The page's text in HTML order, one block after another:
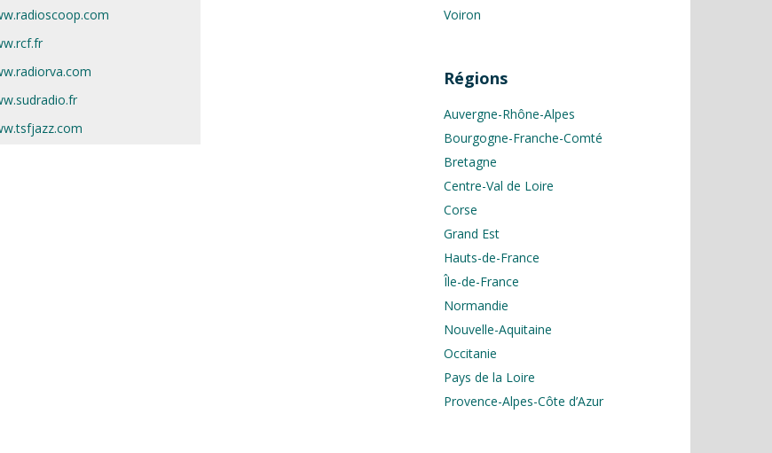
Voiron
Régions
Auvergne-Rhône-Alpes
Bourgogne-Franche-Comté
Bretagne
Centre-Val de Loire
Corse
Grand Est
Hauts-de-France
Île-de-France
Normandie
Nouvelle-Aquitaine
Occitanie
Pays de la Loire
Provence-Alpes-Côte d’Azur